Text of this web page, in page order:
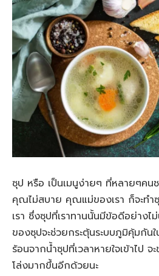
ซุป หรือ เป็นเมนูง่ายๆ ที่หลายๆคน
คุณไม่สบาย คุณแม่ของเรา ก็จะทำ
เรา ซึ่งซุปที่เราทานนั้นมีข้อดีอย่างไ
ของซุปจะช่วยกระตุ้นระบบภูมิคุ้มกัน
ร้อนจากน้ำซุปที่เวลาหายใจเข้าไป จ
โล่งมากขึ้นอีกด้วยนะ